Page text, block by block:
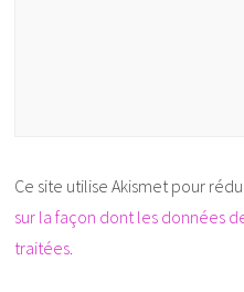
Ce site utilise Akismet pour
sur la façon dont les données
traitées.